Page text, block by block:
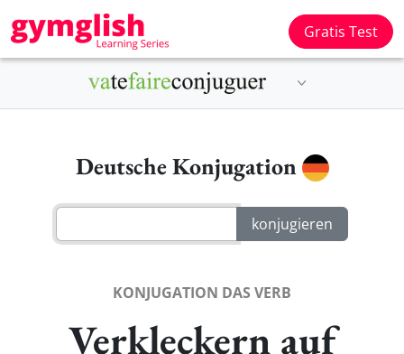
Gratis Test
Deutsche Konjugation
KONJUGATION DAS VERB
Verkleckern auf